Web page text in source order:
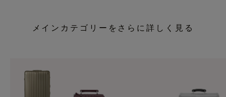
メインカテゴリーをさらに詳しく見る